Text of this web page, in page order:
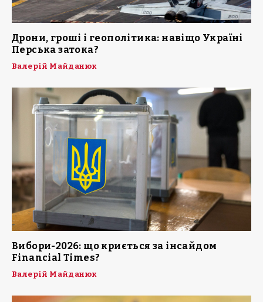
Дрони, гроші і геополітика: навіщо Україні
Перська затока?
Валерій Майданюк
Вибори-2026: що криється за інсайдом
Financial Times?
Валерій Майданюк